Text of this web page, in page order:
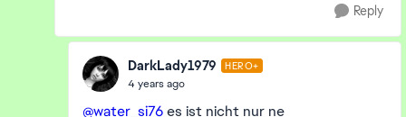
Reply
DarkLady1979 HERO+
4 years ago
@water_si76es ist nicht nur ne